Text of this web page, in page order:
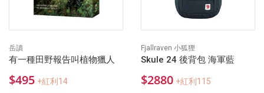
岳讀
有一種田野報告叫植物獵人
$495 +紅利14
Fjallraven 小狐狸
Skule 24 後背包 海軍藍
$2880 +紅利115